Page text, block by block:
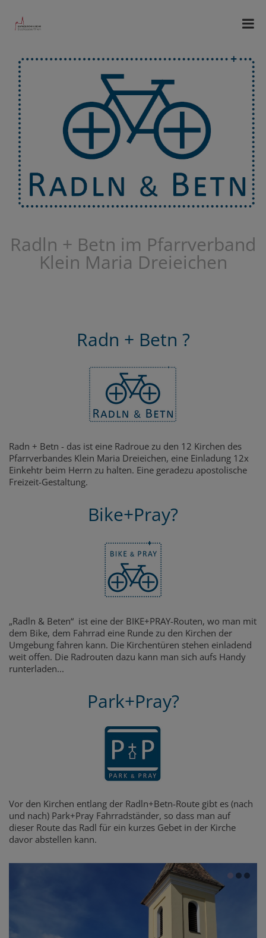
Radln + Betn im Pfarrverband
Klein Maria Dreieichen
Radn + Betn ?
Radn + Betn - das ist eine Radroue zu den 12 Kirchen des
Pfarrverbandes Klein Maria Dreieichen, eine Einladung 12x
Einkehtr beim Herrn zu halten. Eine geradezu apostolische
Freizeit-Gestaltung.
Bike+Pray?
„Radln & Beten“ ist eine der BIKE+PRAY-Routen, wo man mit
dem Bike, dem Fahrrad eine Runde zu den Kirchen der
Umgebung fahren kann. Die Kirchentüren stehen einladend
weit offen. Die Radrouten dazu kann man sich aufs Handy
runterladen...
Park+Pray?
Vor den Kirchen entlang der Radln+Betn-Route gibt es (nach
und nach) Park+Pray Fahrradständer, so dass man auf
dieser Route das Radl für ein kurzes Gebet in der Kirche
davor abstellen kann.